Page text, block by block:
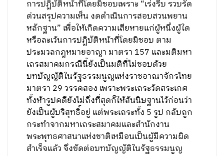
การปฏิบัติหน้าที่โดยมิชอบเพราะ “เร่งรีบ รวบรัด
ด่วนสรุปความเห็น งดดำเนินการสอบสวนพยาน
หลักฐาน” เพื่อให้เกิดความเสียหายแก่ผู้หนึ่งผู้ใด
หรือละเว้นการปฏิบัติหน้าที่โดยมิชอบ ตาม
ประมวลกฎหมายอาญา มาตรา 157 และมติมหา
เถรสมาคมกรณีนี้ยังเป็นมติที่ไม่ชอบด้วย
บทบัญญัติในรัฐธรรมนูญแห่งราชอาณาจักรไทย
มาตรา 29 วรรคสอง เพราะพระเถระวัดสระเกศ
ทั้งห้ารูปคดียังไม่ถึงที่สุดก็ให้สันนิษฐานไว้ก่อนว่า
ยังเป็นผู้บริสุทธิ์อยู่ แต่พระเถระทั้ง 5 รูป กลับถูก
กระทำจากมหาเถระสมาคมและสำนักงาน
พระพุทธศาสนาแห่งชาติเหมือนเป็นผู้มีความผิด
สำเร็จแล้ว จึงขัดต่อบทบัญญัติในรัฐธรรมนูญ